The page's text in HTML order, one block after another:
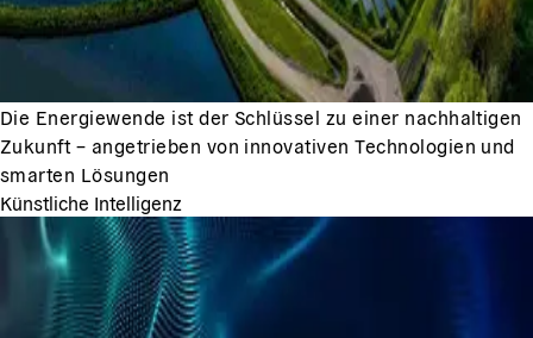
Die Energiewende ist der Schlüssel zu einer nachhaltigen
Zukunft – angetrieben von innovativen Technologien und
smarten Lösungen
Künstliche Intelligenz